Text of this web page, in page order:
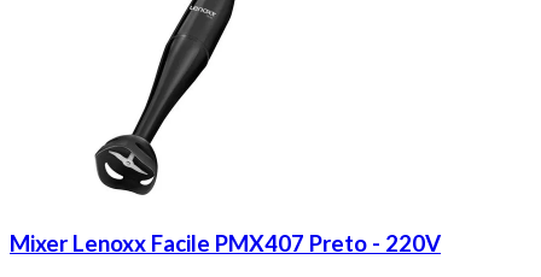
Mixer Lenoxx Facile PMX407 Preto - 220V